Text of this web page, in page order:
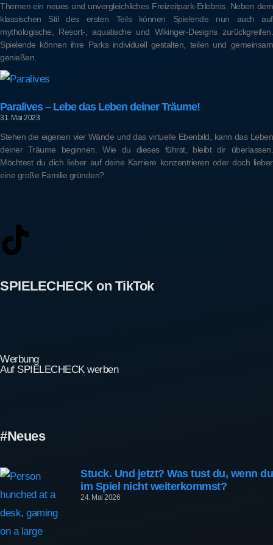
Themen ein neues und unvergleichliches Freizeitpark-Erlebnis. Neben dem
klassischen Stil des ersten Teils können Spielende nun auch auf
mythologische, Resort-, aquatische und Wikinger-Designs zurückgreifen.
Spielende können ihre Parks individuell gestalten, teilen und gemeinsam
genießen.
Paralives – Lebe das Leben deiner Träume!
31. Mai 2023
Stehen die eigenen vier Wände und das virtuelle Ebenbild, kann das Leben
deiner Träume beginnen. Wie du dieses führst, bleibt dir überlassen.
Möchtest du dich lieber auf deine Karriere konzentrieren oder doch lieber
eine große Familie gründen?
SPIELECHECK on TikTok
Werbung
Auf SPIELECHECK werben
#Neues
Stuck. Und jetzt? Was tust du, wenn du
im Spiel nicht weiterkommst?
24. Mai 2026